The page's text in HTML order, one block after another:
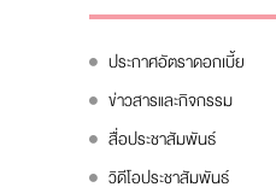
ประกาศอัตราดอกเบี้ย
ข่าวสารและกิจกรรม
สื่อประชาสัมพันธ์
วิดีโอประชาสัมพันธ์